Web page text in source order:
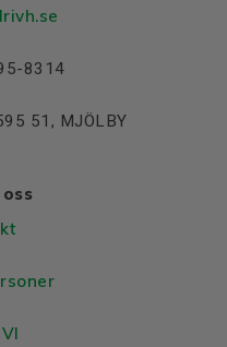
8314
51, MJÖLBY